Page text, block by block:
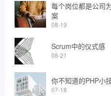
每个岗位都是公司
案
08-19
Scrum中的仪式感
08-21
你不知道的PHP小
07-18